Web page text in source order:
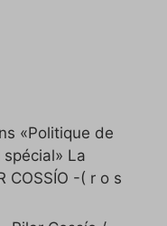
«Politique de
spécial» La
COSSÍO -( r o s